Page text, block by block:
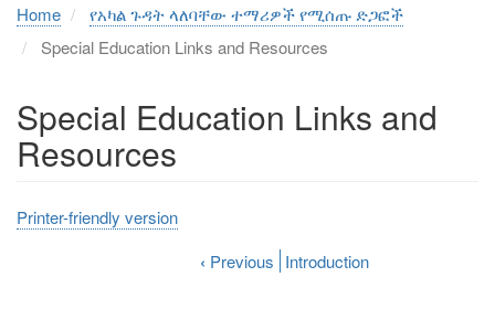
Home
የአካል ጉዳት ላለባቸው ተማሪዎች የሚሰጡ ድጋፎች
Special Education Links and Resources
Special Education Links and
Resources
Printer-friendly version
‹ Previous Introduction